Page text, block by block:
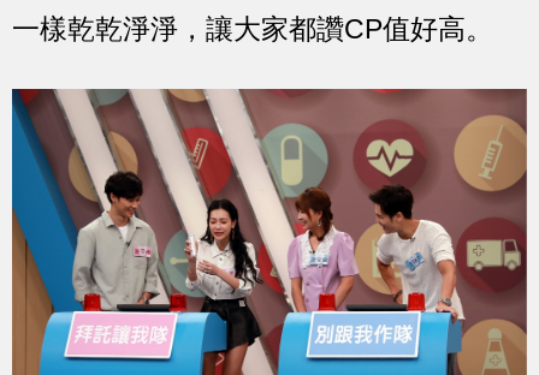
一樣乾乾淨淨，讓大家都讚CP值好高。